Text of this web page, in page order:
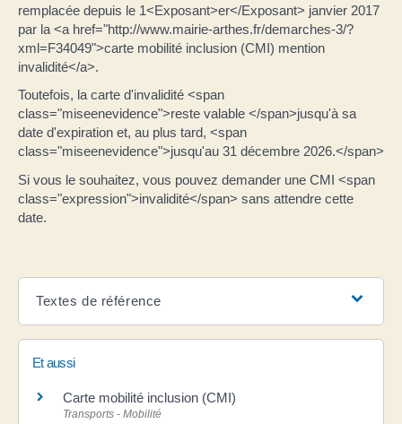
remplacée depuis le 1<Exposant>er</Exposant> janvier 2017
par la <a href="http://www.mairie-arthes.fr/demarches-3/?
xml=F34049">carte mobilité inclusion (CMI) mention
invalidité</a>.
Toutefois, la carte d'invalidité <span
class="miseenevidence">reste valable </span>jusqu'à sa
date d'expiration et, au plus tard, <span
class="miseenevidence">jusqu'au 31 décembre 2026.</span>
Si vous le souhaitez, vous pouvez demander une CMI <span
class="expression">invalidité</span> sans attendre cette
date.
Textes de référence
Et aussi
Carte mobilité inclusion (CMI)
Transports - Mobilité